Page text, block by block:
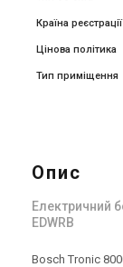
Країна
Цінова політика
Тип приміщення
Опис
Електричний
EDWRB
Bosch Tronic